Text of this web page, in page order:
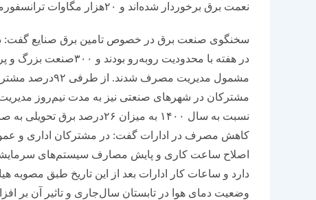
نعمت برق برخوردار شده‌اند و ۲۰‌هزار مگاوات ترانسفورماتور به شبکه برق اضافه شده است.
سخنگوی صنعت برق در خصوص تامین برق صنایع
در هفته با محدودیت
مشمول مدیریت
نسبت به سال ۱۴۰۰ به میزان
کاهش مصرف در ادارات گفت: در مشترکان اداری و
دارد و ساعات کار ادارات بعد از این تاریخ طبق
وضعیت دمای هوا در تابستان سال‌جاری و تاثیر آن